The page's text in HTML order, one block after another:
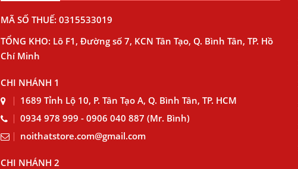
MÃ SỐ THUẾ: 0315533019
TỔNG KHO: Lô F1, Đường số 7, KCN Tân Tạo, Q. Bình Tân, TP. Hồ
Chí Minh
CHI NHÁNH 1
1689 Tỉnh Lộ 10, P. Tân Tạo A, Q. Bình Tân, TP. HCM
0934 978 999 - 0906 040 887 (Mr. Bình)
noithatstore.com@gmail.com
CHI NHÁNH 2